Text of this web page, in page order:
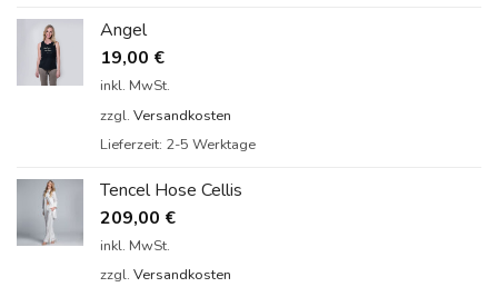
Angel
19,00 €
inkl. MwSt.
zzgl. Versandkosten
Lieferzeit: 2-5 Werktage
Tencel Hose Cellis
209,00 €
inkl. MwSt.
zzgl. Versandkosten